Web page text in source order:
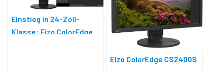
Einstieg in 24-Zoll-
Klasse: Eizo ColorEdge
Eizo ColorEdge CS2400S